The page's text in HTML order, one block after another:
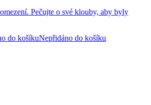
Pečujte o své klouby, aby byly
do košíkuNepřidáno do košíku